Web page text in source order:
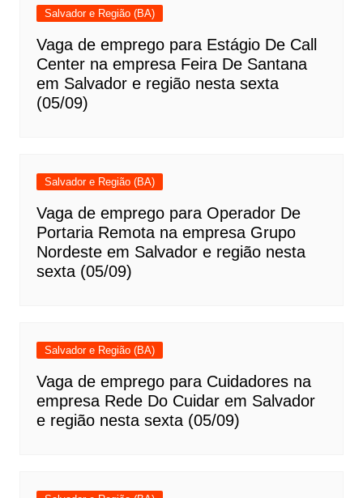
Salvador e Região (BA)
Vaga de emprego para Estágio De Call
Center na empresa Feira De Santana
em Salvador e região nesta sexta
(05/09)
Salvador e Região (BA)
Vaga de emprego para Operador De
Portaria Remota na empresa Grupo
Nordeste em Salvador e região nesta
sexta (05/09)
Salvador e Região (BA)
Vaga de emprego para Cuidadores na
empresa Rede Do Cuidar em Salvador
e região nesta sexta (05/09)